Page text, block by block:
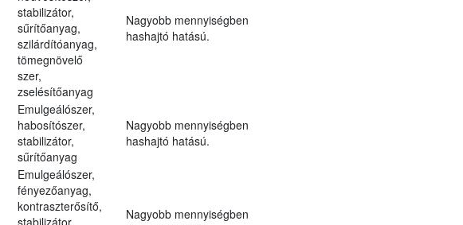
stabilizátor,
sűrítőanyag,
szilárdítóanyag,
tömegnövelő
szer,
zselésítőanyag
Nagyobb mennyiségben
hashajtó hatású.
Emulgeálószer,
habosítószer,
stabilizátor,
sűrítőanyag
Nagyobb mennyiségben
hashajtó hatású.
Emulgeálószer,
fényezőanyag,
kontraszterősítő,
stabilizátor,
Nagyobb mennyiségben